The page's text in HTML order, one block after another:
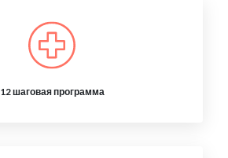
12 шаговая программа